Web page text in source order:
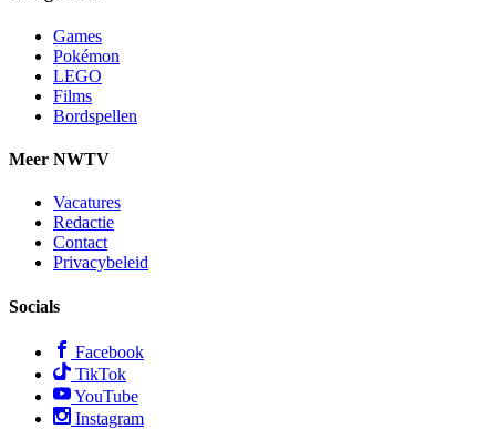
Games
Pokémon
LEGO
Films
Bordspellen
Meer NWTV
Vacatures
Redactie
Contact
Privacybeleid
Socials
Facebook
TikTok
YouTube
Instagram